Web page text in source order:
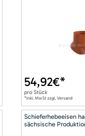
54,92€*
pro Stück
*inkl. MwSt zzgl. Versand
Schieferhebeeisen
sächsische